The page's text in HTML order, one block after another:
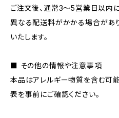
ご注文後、通常3～5営業日以内
異なる配送料がかかる場合があ
いたします。
■ その他の情報や注意事項
本品はアレルギー物質を含む可
表を事前にご確認ください。